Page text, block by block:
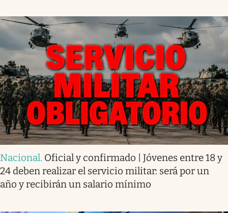
Nacional. Oficial y confirmado | Jóvenes entre 18 y
24 deben realizar el servicio militar: será por un
año y recibirán un salario mínimo